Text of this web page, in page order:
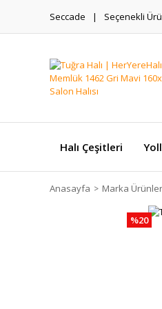
Seccade Seçenekli
Halı Çeşitleri
Anasayfa Marka
%20